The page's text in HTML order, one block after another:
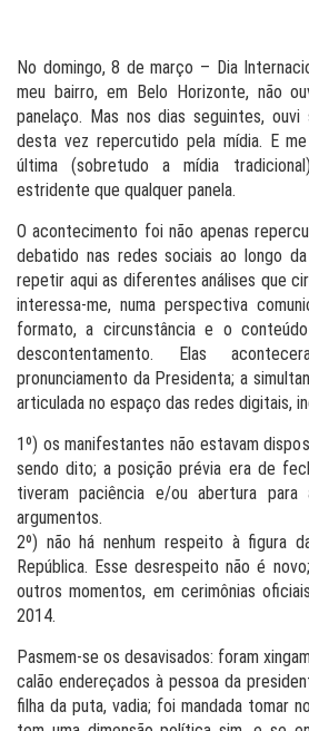
No domingo, 8 de março – Dia
meu bairro, em Belo Horizonte, não
panelaço. Mas nos dias seguintes, ouvi
desta vez repercutido pela mídia. E
última (sobretudo a mídia
estridente que qualquer panela.
O acontecimento foi não apenas
debatido nas redes sociais ao longo
repetir aqui as diferentes análises que
interessa-me, numa perspectiva
formato, a circunstância e o
descontentamento. Elas
pronunciamento da Presidenta; a
articulada no espaço das redes digitais,
1º) os manifestantes não estavam
sendo dito; a posição prévia era de
tiveram paciência e/ou abertura para
argumentos.
2º) não há nenhum respeito à figura
República. Esse desrespeito não é
outros momentos, em cerimônias
2014.
Pasmem-se os desavisados: foram
calão endereçados à pessoa da
filha da puta, vadia; foi mandada tomar